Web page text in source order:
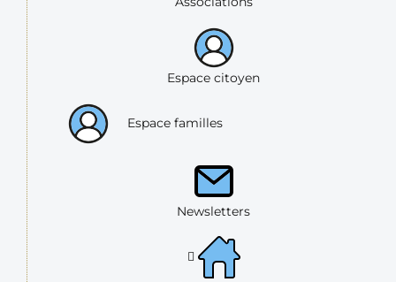
Espace citoyen
Espace familles
Newsletters